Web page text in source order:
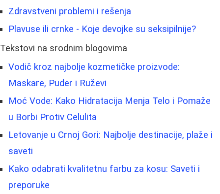
Zdravstveni problemi i rešenja
Plavuse ili crnke - Koje devojke su seksipilnije?
Tekstovi na srodnim blogovima
Vodič kroz najbolje kozmetičke proizvode:
Maskare, Puder i Ruževi
Moć Vode: Kako Hidratacija Menja Telo i Pomaže
u Borbi Protiv Celulita
Letovanje u Crnoj Gori: Najbolje destinacije, plaže i
saveti
Kako odabrati kvalitetnu farbu za kosu: Saveti i
preporuke